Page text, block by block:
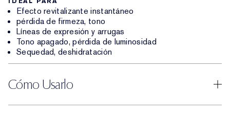
Efecto revitalizante instantáneo
pérdida de firmeza, tono
Líneas de expresión y arrugas
Tono apagado, pérdida de luminosidad
Sequedad, deshidratación
Cómo Usarlo